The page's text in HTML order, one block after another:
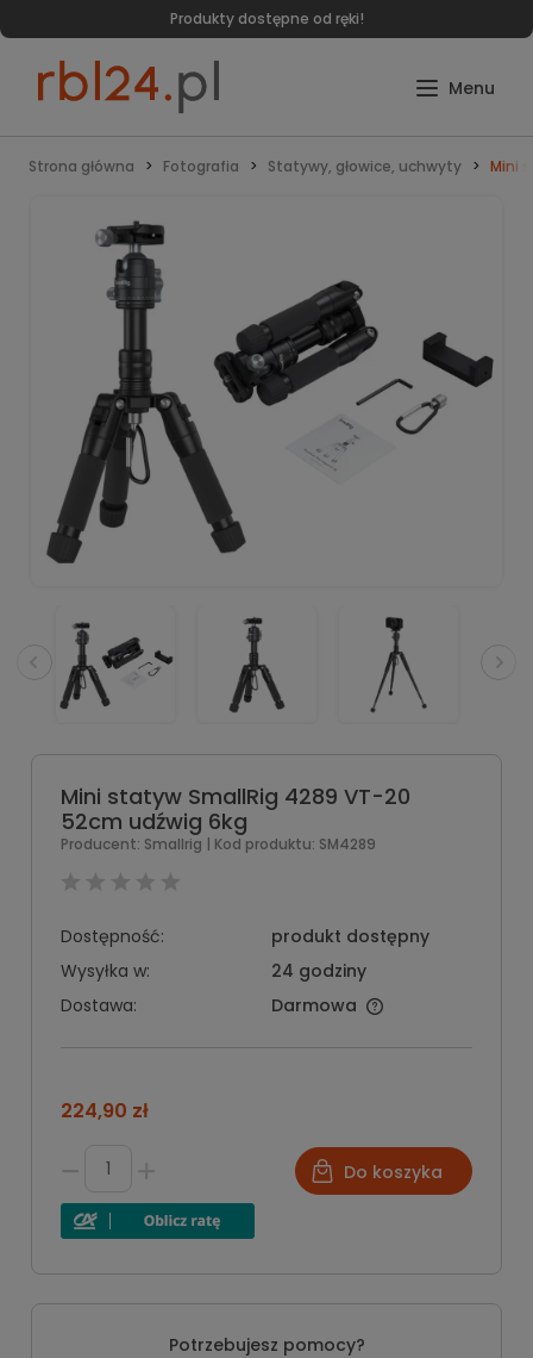
Produkty dostępne od ręki!
Strona główna Fotografia Statywy, głowice, uchwyty Mini
Mini statyw SmallRig 4289 VT-20
52cm udźwig 6kg
Producent: Smallrig | Kod produktu: SM4289
Dostępność:
produkt dostępny
Wysyłka w:
24 godziny
Dostawa:
Darmowa
224,90 zł
Do koszyka
Potrzebujesz pomocy?